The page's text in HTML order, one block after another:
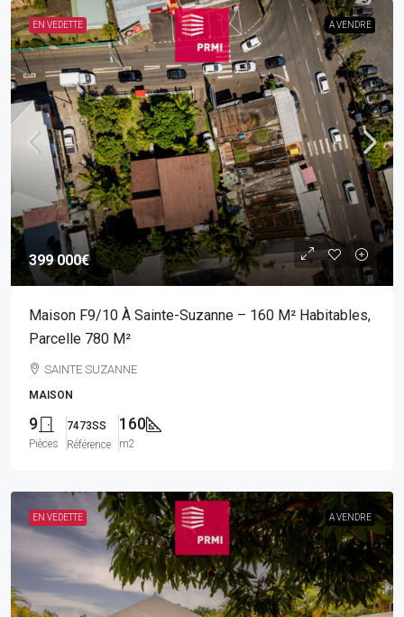
EN VEDETTE A VENDRE
399 000€
Maison F9/10 À Sainte-Suzanne – 160 M² Habitables,
Parcelle 780 M²
SAINTE SUZANNE
MAISON
9
Pièces
7473SS
Référence
160
m2
EN VEDETTE A VENDRE